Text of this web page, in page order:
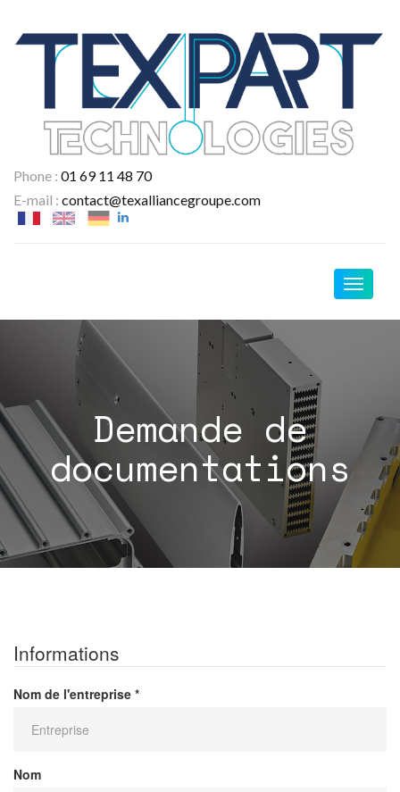
Phone : 01 69 11 48 70
E-mail : contact@texalliancegroupe.com
Demande de
documentations
Informations
Nom de l'entreprise *
Nom